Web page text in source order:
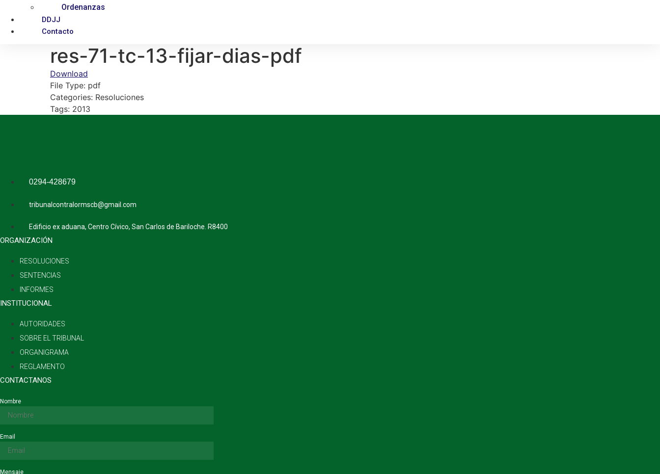
Ordenanzas
DDJJ
Contacto
res-71-tc-13-fijar-dias-pdf
Download
File Type: pdf
Categories: Resoluciones
Tags: 2013
0294-428679
tribunalcontralormscb@gmail.com
Edificio ex aduana, Centro Cívico, San Carlos de Bariloche. R8400
ORGANIZACIÓN
RESOLUCIONES
SENTENCIAS
INFORMES
INSTITUCIONAL
AUTORIDADES
SOBRE EL TRIBUNAL
ORGANIGRAMA
REGLAMENTO
CONTACTANOS
Nombre
Email
Mensaje